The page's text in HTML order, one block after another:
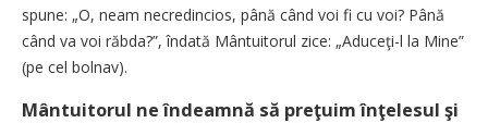
spune: „O, neam necredincios, până când voi fi cu voi? Până
când va voi răbda?”, îndată Mântuitorul zice: „Aduceţi-l la Mine”
(pe cel bolnav).
Mântuitorul ne îndeamnă să preţuim înţelesul şi